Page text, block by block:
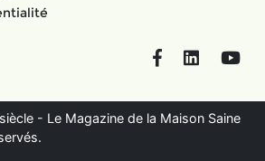
FacebookLinkedIn
- Le Magazine de la Maison Saine